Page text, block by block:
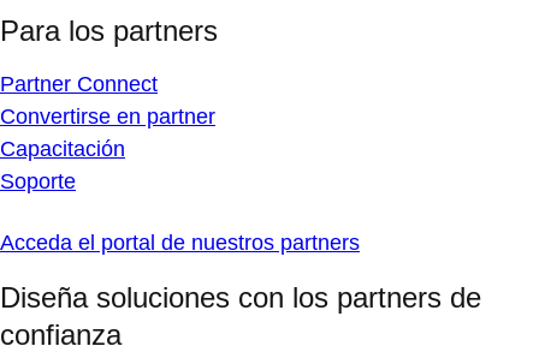
Para los partners
Partner Connect
Convertirse en partner
Capacitación
Soporte
Acceda el portal de nuestros partners
Diseña soluciones con los partners de
confianza